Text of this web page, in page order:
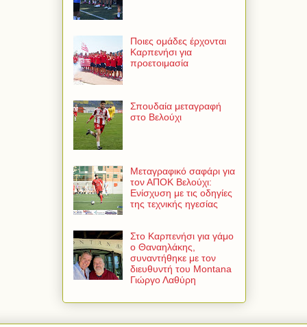
Ποιες ομάδες έρχονται
Καρπενήσι για
προετοιμασία
Σπουδαία μεταγραφή
στο Βελούχι
Μεταγραφικό σαφάρι για
τον ΑΠΟΚ Βελούχι:
Ενίσχυση με τις οδηγίες
της τεχνικής ηγεσίας
Στο Καρπενήσι για γάμο
ο Θαναηλάκης,
συναντήθηκε με τον
διευθυντή του Montana
Γιώργο Λαθύρη